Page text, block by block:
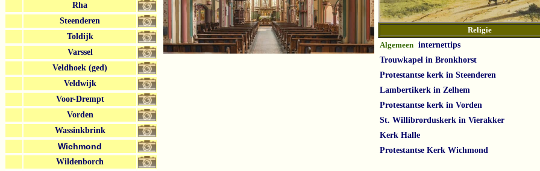
Rha
Steenderen
Toldijk
Varssel
Veldhoek (ged)
Veldwijk
Voor-Drempt
Vorden
Wassinkbrink
Wichmond
Wildenborch
Religie
Algemeen internettips
Trouwkapel in Bronkhorst
Protestantse kerk in Steenderen
Lambertikerk in Zelhem
Protestantse kerk in Vorden
St. Willibrorduskerk in Vierakker
Kerk Halle
Protestantse Kerk Wichmond